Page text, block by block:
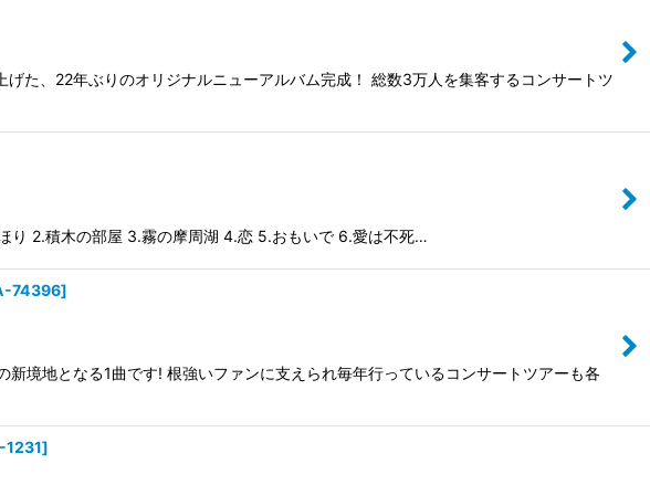
た、22年ぶりのオリジナルニューアルバム完成！ 総数3万人を集客するコンサートツ
り 2.積木の部屋 3.霧の摩周湖 4.恋 5.おもいで 6.愛は不死…
74396]
境地となる1曲です! 根強いファンに支えられ毎年行っているコンサートツアーも各
1231]